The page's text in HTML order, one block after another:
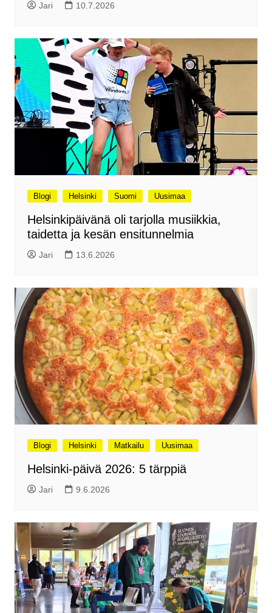
Jari 10.7.2026
Blogi Helsinki Suomi Uusimaa
Helsinkipäivänä oli tarjolla musiikkia,
taidetta ja kesän ensitunnelmia
Jari 13.6.2026
Blogi Helsinki Matkailu Uusimaa
Helsinki-päivä 2026: 5 tärppiä
Jari 9.6.2026